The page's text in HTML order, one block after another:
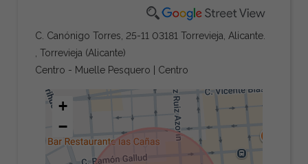
C. Canónigo Torres, 25-11 03181 Torrevieja, Alicante.
, Torrevieja (Alicante)
Centro - Muelle Pesquero | Centro
+
−